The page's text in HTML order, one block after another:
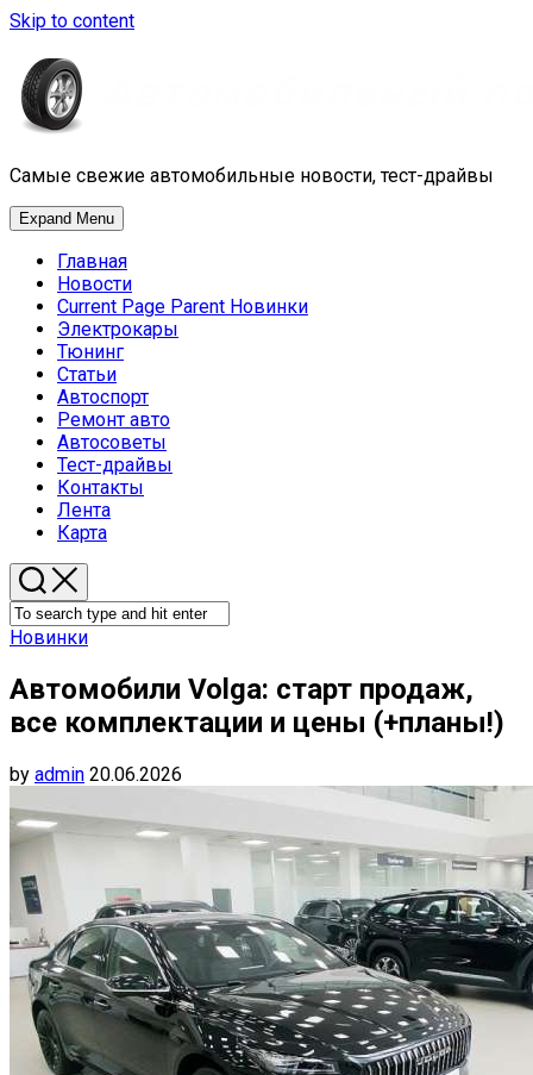
Skip to content
Самые свежие автомобильные новости, тест-драйвы
Expand Menu
Главная
Новости
Current Page Parent Новинки
Электрокары
Тюнинг
Статьи
Автоспорт
Ремонт авто
Автосоветы
Тест-драйвы
Контакты
Лента
Карта
Новинки
Автомобили Volga: старт продаж,
все комплектации и цены (+планы!)
by admin 20.06.2026